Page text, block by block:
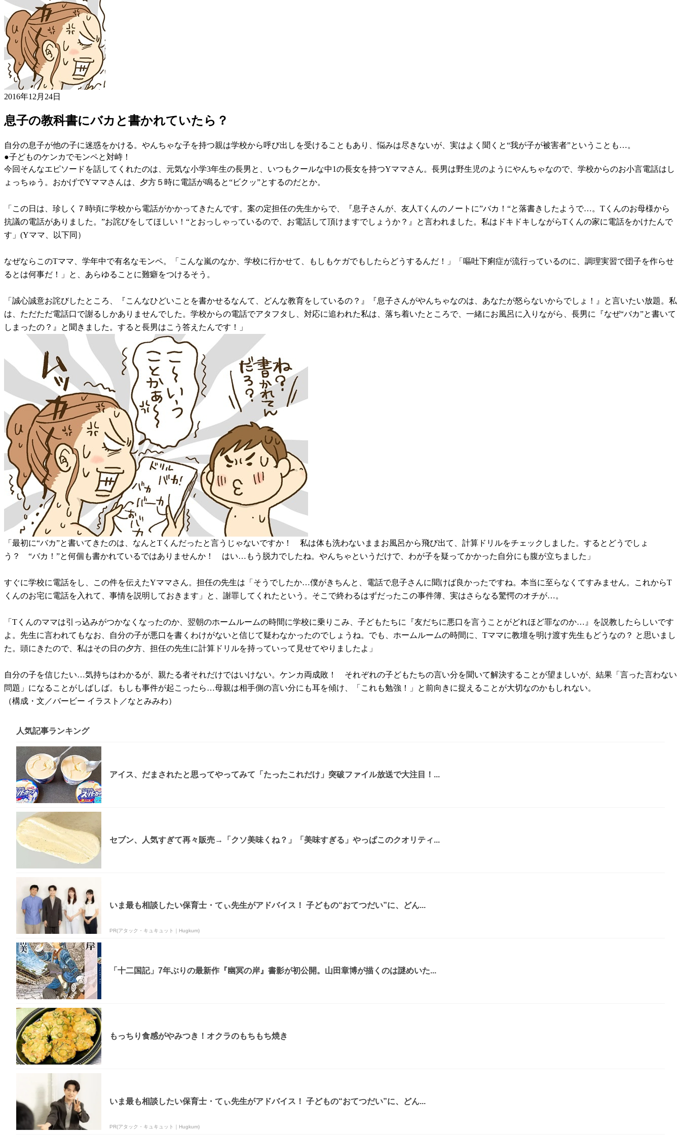
2016年12月24日
息子の教科書にバカと書かれていたら？
自分の息子が他の子に迷惑をかける。やんちゃな子を持つ親は学校から呼び出しを受けることもあり、悩みは尽きないが、実はよく聞くと“我が子が被害者”ということも…。
●子どものケンカでモンペと対峙！
今回そんなエピソードを話してくれたのは、元気な小学3年生の長男と、いつもクールな中1の長女を持つYママさん。長男は野生児のようにやんちゃなので、学校からのお小言電話はし
ょっちゅう。おかげでYママさんは、夕方５時に電話が鳴ると“ビクッ”とするのだとか。
「この日は、珍しく７時頃に学校から電話がかかってきたんです。案の定担任の先生からで、『息子さんが、友人Tくんのノートに”バカ！“と落書きしたようで…。Tくんのお母様から
抗議の電話がありました。”お詫びをしてほしい！“とおっしゃっているので、お電話して頂けますでしょうか？』と言われました。私はドキドキしながらTくんの家に電話をかけたんで
す」(Yママ、以下同）
なぜならこのTママ、学年中で有名なモンペ。「こんな嵐のなか、学校に行かせて、もしもケガでもしたらどうするんだ！」「嘔吐下痢症が流行っているのに、調理実習で団子を作らせ
るとは何事だ！」と、あらゆることに難癖をつけるそう。
「誠心誠意お詫びしたところ、『こんなひどいことを書かせるなんて、どんな教育をしているの？』『息子さんがやんちゃなのは、あなたが怒らないからでしょ！』と言いたい放題。私
は、ただただ電話口で謝るしかありませんでした。学校からの電話でアタフタし、対応に追われた私は、落ち着いたところで、一緒にお風呂に入りながら、長男に『なぜ“バカ”と書いて
しまったの？』と聞きました。すると長男はこう答えたんです！」
「最初に“バカ”と書いてきたのは、なんとTくんだったと言うじゃないですか！ 私は体も洗わないままお風呂から飛び出て、計算ドリルをチェックしました。するとどうでしょ
う？ “バカ！”と何個も書かれているではありませんか！ はい…もう脱力でしたね。やんちゃというだけで、わが子を疑ってかかった自分にも腹が立ちました」
すぐに学校に電話をし、この件を伝えたYママさん。担任の先生は「そうでしたか…僕がきちんと、電話で息子さんに聞けば良かったですね。本当に至らなくてすみません。これからT
くんのお宅に電話を入れて、事情を説明しておきます」と、謝罪してくれたという。そこで終わるはずだったこの事件簿、実はさらなる驚愕のオチが…。
「Tくんのママは引っ込みがつかなくなったのか、翌朝のホームルームの時間に学校に乗りこみ、子どもたちに『友だちに悪口を言うことがどれほど罪なのか…』を説教したらしいです
よ。先生に言われてもなお、自分の子が悪口を書くわけがないと信じて疑わなかったのでしょうね。でも、ホームルームの時間に、Tママに教壇を明け渡す先生もどうなの？ と思いまし
た。頭にきたので、私はその日の夕方、担任の先生に計算ドリルを持っていって見せてやりましたよ」
自分の子を信じたい…気持ちはわかるが、親たる者それだけではいけない。ケンカ両成敗！ それぞれの子どもたちの言い分を聞いて解決することが望ましいが、結果「言った言わない
問題」になることがしばしば。もしも事件が起こったら…母親は相手側の言い分にも耳を傾け、「これも勉強！」と前向きに捉えることが大切なのかもしれない。
（構成・文／バービー イラスト／なとみみわ）
人気記事ランキング
アイス、だまされたと思ってやってみて「たったこれだけ」突破ファイル放送で大注目！...
セブン、人気すぎて再々販売→「クソ美味くね？」「美味すぎる」やっぱこのクオリティ...
いま最も相談したい保育士・てぃ先生がアドバイス！ 子どもの“おてつだい”に、どん...
PR(アタック・キュキュット｜Hugkum)
「十二国記」7年ぶりの最新作『幽冥の岸』書影が初公開。山田章博が描くのは謎めいた...
もっちり食感がやみつき！オクラのもちもち焼き
いま最も相談したい保育士・てぃ先生がアドバイス！ 子どもの“おてつだい”に、どん...
PR(アタック・キュキュット｜Hugkum)